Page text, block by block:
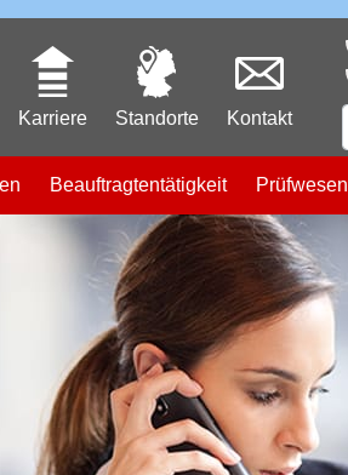
Karriere Standorte Kontakt
Beauftragtentätigkeit Prüfwesen